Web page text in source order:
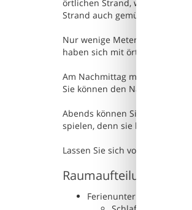
örtlichen Strand, wo Sie
Strand auch gemütlich
Nur wenige Meter vom
haben sich mit örtlichen
Am Nachmittag möchten Sie
Sie können den Nachmittag
Abends können Sie sich im
spielen, denn sie haben hier
Lassen Sie sich von dieser
Raumaufteilung
Ferienunterkunft